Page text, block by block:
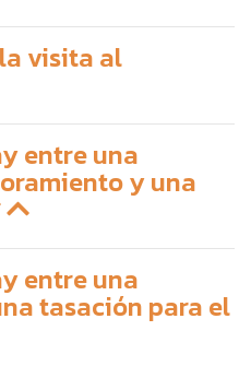
visita al
entre una
y una
entre una
tasación para el